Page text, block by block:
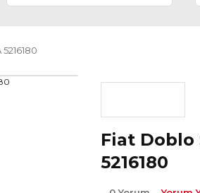
Fiat Doblo
5216180